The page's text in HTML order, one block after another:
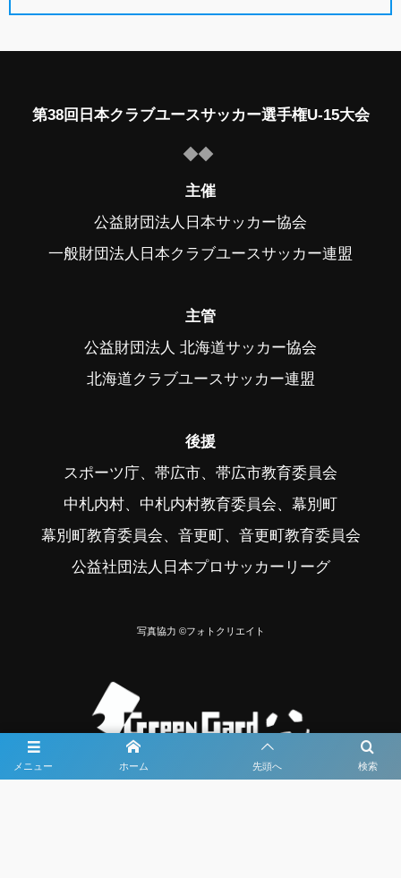
メニュー 検索
ホーム 先頭へ
第38回日本クラブユースサッカー選手権U-15大会
主催
公益財団法人日本サッカー協会
一般財団法人日本クラブユースサッカー連盟
主管
公益財団法人 北海道サッカー協会
北海道クラブユースサッカー連盟
後援
スポーツ庁、帯広市、帯広市教育委員会
中札内村、中札内村教育委員会、幕別町
幕別町教育委員会、音更町、音更町教育委員会
公益社団法人日本プロサッカーリーグ
写真協力 ©フォトクリエイト